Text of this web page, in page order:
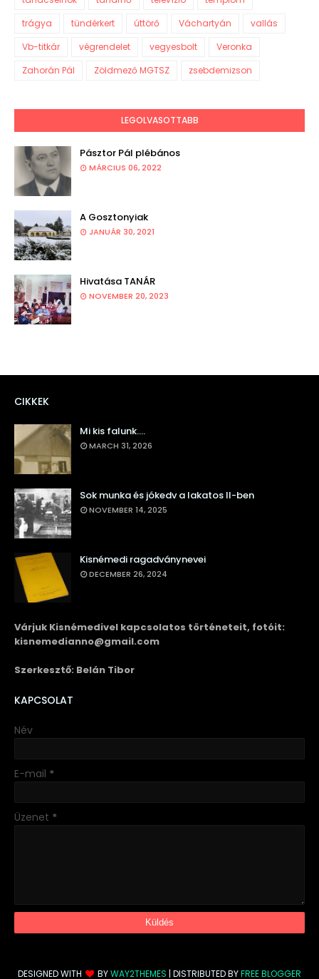
trágya
tündérkert úttörő Váchartyán
vallás
Vb-titkár
végrendelet vegyesbolt
Veronka
Zahorán Pál
Zöldmező MGTSZ zsebdemizson
LEGOLVASOTTABB
Pásztor Pál plébános
MÁRCIUS 06, 2022
A Gosztonyiak
JANUÁR 30, 2021
Hivatása TANÁR
NOVEMBER 20, 2023
CIKKEK
Mi kis falunk....
MARCH 31, 2026
Sok munka és jókedv a lakatos II-ben
NOVEMBER 14, 2025
Kisnémedi ragadványnevei
DECEMBER 26, 2024
Várjuk Kisnémedivel kapcsolatos történeteit, fotóit:
kisnemedianno@gmail.com
Szerkesztő: Belán Tibor
KAPCSOLAT
Név
E-mail *
Üzenet *
DESIGNED WITH BYWAY2THEMES | DISTRIBUTED BYFREE BLOGGER